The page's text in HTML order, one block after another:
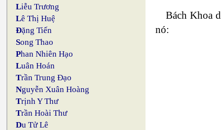
Liễu Trương
Lê Thị Huệ
Đặng Tiến
Song Thao
Phan Nhiên Hạo
Luân Hoán
Trần Trung Đạo
Nguyễn Xuân Hoàng
Trịnh Y Thư
Trần Hoài Thư
Du Tử Lê
Bách Khoa
nó: